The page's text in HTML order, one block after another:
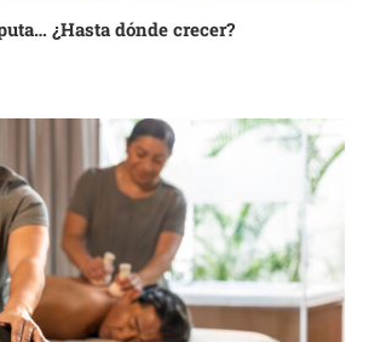
¿Hasta dónde crecer?